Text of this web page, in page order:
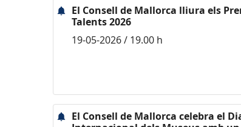
El Consell de Mallorca lliura els
Talents 2026
19-05-2026 / 19.00 h
El Consell de Mallorca celebra el